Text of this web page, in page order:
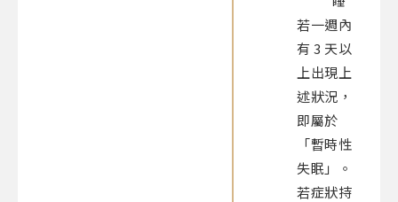
若一週內
有 3 天以
上出現上
述狀況，
即屬於
「暫時性
失眠」。
若症狀持